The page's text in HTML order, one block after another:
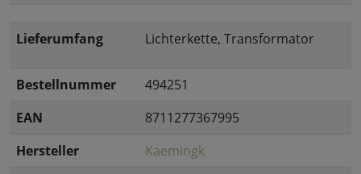
Lieferumfang Lichterkette, Transformator
Bestellnummer
494251
EAN
8711277367995
Hersteller
Kaemingk